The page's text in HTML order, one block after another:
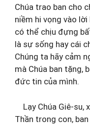
Chúa trao ban cho
niềm hi vọng vào
có thể chịu đựng
là sự sống hay cái
Chúng ta hãy cảm
mà Chúa ban tặng,
đức tin của mình.
Lạy Chúa Giê-su,
Thần trong con,